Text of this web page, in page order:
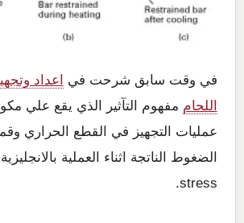
في وقت سابق شرحت في
اعداد
اللحام مفهوم التآثير الذي يقع علي
عمليات التجهيز في القطع الحراري
stress.